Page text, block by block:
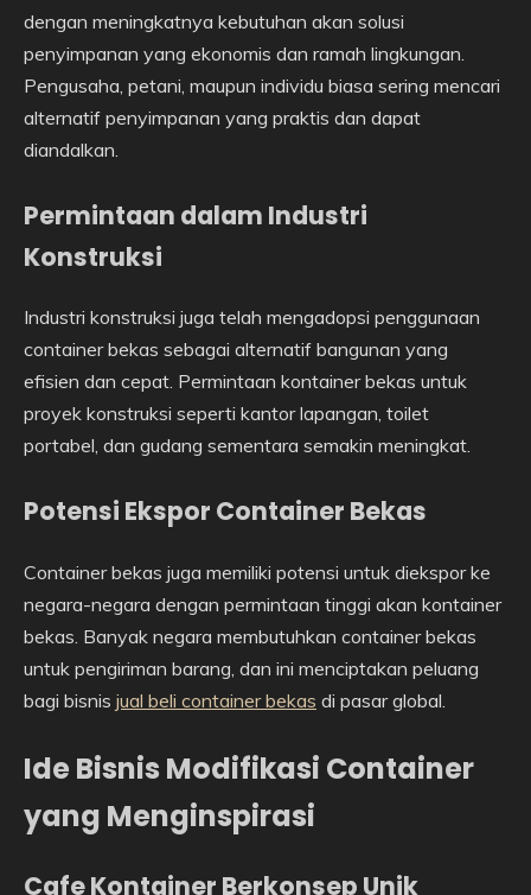
dengan meningkatnya kebutuhan akan solusi
penyimpanan yang ekonomis dan ramah lingkungan.
Pengusaha, petani, maupun individu biasa sering mencari
alternatif penyimpanan yang praktis dan dapat
diandalkan.
Permintaan dalam Industri
Konstruksi
Industri konstruksi juga telah mengadopsi penggunaan
container bekas sebagai alternatif bangunan yang
efisien dan cepat. Permintaan kontainer bekas untuk
proyek konstruksi seperti kantor lapangan, toilet
portabel, dan gudang sementara semakin meningkat.
Potensi Ekspor Container Bekas
Container bekas juga memiliki potensi untuk diekspor ke
negara-negara dengan permintaan tinggi akan kontainer
bekas. Banyak negara membutuhkan container bekas
untuk pengiriman barang, dan ini menciptakan peluang
bagi bisnis jual beli container bekas di pasar global.
Ide Bisnis Modifikasi Container
yang Menginspirasi
Cafe Kontainer Berkonsep Unik